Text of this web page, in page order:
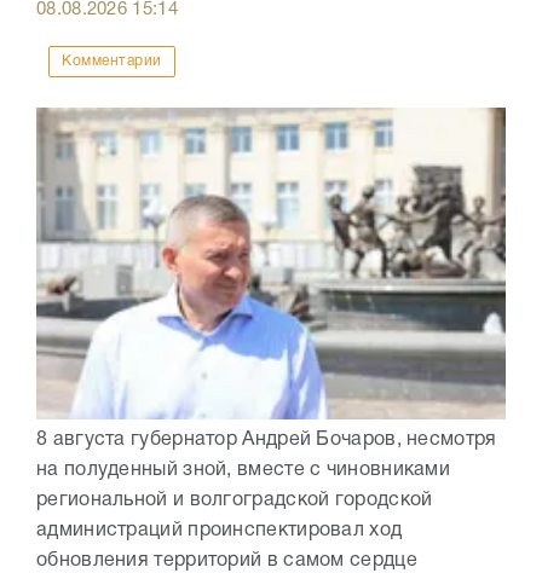
08.08.2026 15:14
Комментарии
8 августа губернатор Андрей Бочаров, несмотря
на полуденный зной, вместе с чиновниками
региональной и волгоградской городской
администраций проинспектировал ход
обновления территорий в самом сердце